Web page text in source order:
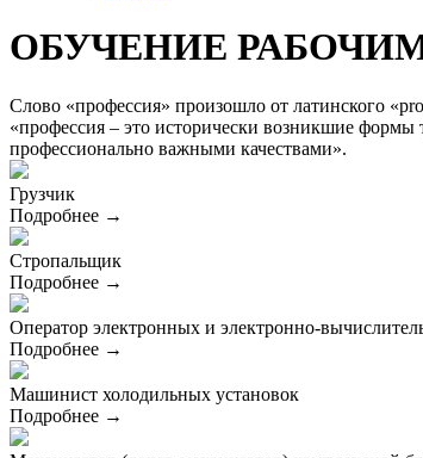
ОБУЧЕНИЕ
Слово «профессия» произошло от латинского
«профессия – это исторически возникшие
профессионально важными качествами».
Грузчик
Подробнее →
Стропальщик
Подробнее →
Оператор электронных и электронно-
Подробнее →
Машинист холодильных установок
Подробнее →